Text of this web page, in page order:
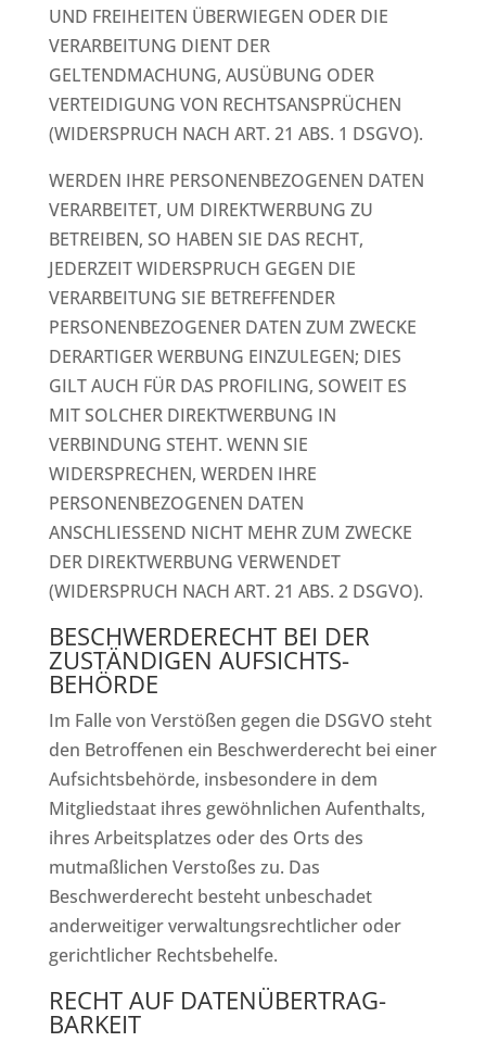
UND FREIHEITEN ÜBERWIEGEN ODER DIE
VERARBEITUNG DIENT DER
GELTENDMACHUNG, AUSÜBUNG ODER
VERTEIDIGUNG VON RECHTSANSPRÜCHEN
(WIDERSPRUCH NACH ART. 21 ABS. 1 DSGVO).
WERDEN IHRE PERSONENBEZOGENEN DATEN
VERARBEITET, UM DIREKTWERBUNG ZU
BETREIBEN, SO HABEN SIE DAS RECHT,
JEDERZEIT WIDERSPRUCH GEGEN DIE
VERARBEITUNG SIE BETREFFENDER
PERSONENBEZOGENER DATEN ZUM ZWECKE
DERARTIGER WERBUNG EINZULEGEN; DIES
GILT AUCH FÜR DAS PROFILING, SOWEIT ES
MIT SOLCHER DIREKTWERBUNG IN
VERBINDUNG STEHT. WENN SIE
WIDERSPRECHEN, WERDEN IHRE
PERSONENBEZOGENEN DATEN
ANSCHLIESSEND NICHT MEHR ZUM ZWECKE
DER DIREKTWERBUNG VERWENDET
(WIDERSPRUCH NACH ART. 21 ABS. 2 DSGVO).
BESCHWERDE­RECHT BEI DER
ZUSTÄNDIGEN AUFSICHTS­
BEHÖRDE
Im Falle von Verstößen gegen die DSGVO steht
den Betroffenen ein Beschwerderecht bei einer
Aufsichtsbehörde, insbesondere in dem
Mitgliedstaat ihres gewöhnlichen Aufenthalts,
ihres Arbeitsplatzes oder des Orts des
mutmaßlichen Verstoßes zu. Das
Beschwerderecht besteht unbeschadet
anderweitiger verwaltungsrechtlicher oder
gerichtlicher Rechtsbehelfe.
RECHT AUF DATEN­ÜBERTRAG­
BARKEIT